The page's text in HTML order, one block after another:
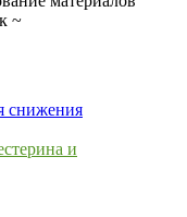
~
и